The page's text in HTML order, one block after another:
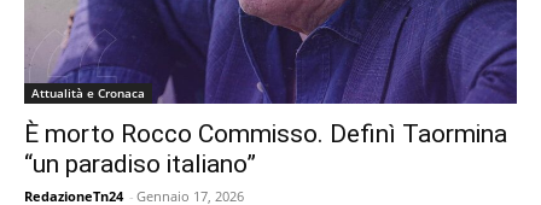
Attualità e Cronaca
È morto Rocco Commisso. Definì Taormina
“un paradiso italiano”
RedazioneTn24 - Gennaio 17, 2026